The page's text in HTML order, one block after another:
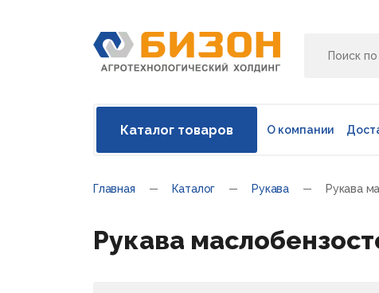
Каталог товаров О компании
Главная Каталог Рукава Рукава
Рукава